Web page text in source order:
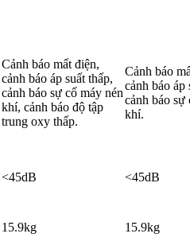
Cảnh báo mất điện,
cảnh báo áp suất thấp,
cảnh báo sự cố máy nén
khí, cảnh báo độ tập
trung oxy thấp.
Cảnh báo
cảnh báo áp
cảnh báo sự
khí.
<45dB <45dB
15.9kg 15.9kg